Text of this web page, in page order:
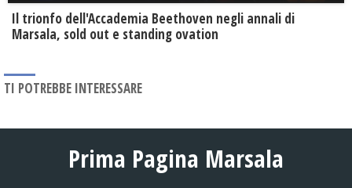
Il trionfo dell'Accademia Beethoven negli annali di
Marsala, sold out e standing ovation
TI POTREBBE INTERESSARE
Prima Pagina Marsala